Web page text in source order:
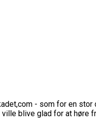
- som for en
blive glad for at høre